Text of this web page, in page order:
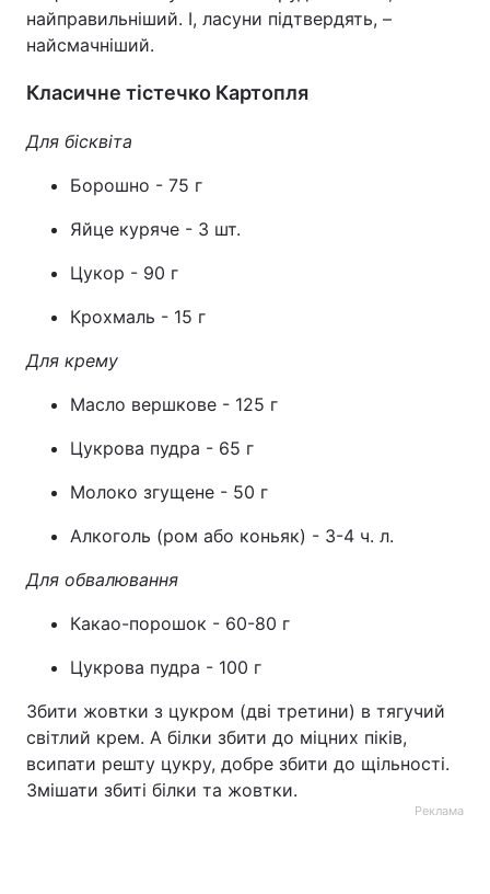
найправильніший. І, ласуни підтвердять, –
найсмачніший.
Класичне тістечко Картопля
Для бісквіта
Борошно - 75 г
Яйце куряче - 3 шт.
Цукор - 90 г
Крохмаль - 15 г
Для крему
Масло вершкове - 125 г
Цукрова пудра - 65 г
Молоко згущене - 50 г
Алкоголь (ром або коньяк) - 3-4 ч. л.
Для обвалювання
Какао-порошок - 60-80 г
Цукрова пудра - 100 г
Збити жовтки з цукром (дві третини) в тягучий
світлий крем. А білки збити до міцних піків,
всипати решту цукру, добре збити до щільності.
Змішати збиті білки та жовтки.
Реклама